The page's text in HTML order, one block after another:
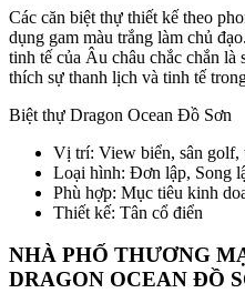
Các căn biệt thự thiết kế theo
dụng gam màu trắng làm chủ
tinh tế của Âu châu chắc chắn
thích sự thanh lịch và tinh tế
Biệt thự Dragon Ocean Đồ Sơn
Vị trí: View biển, sân golf,
Loại hình: Đơn lập, Song
Phù hợp: Mục tiêu kinh
Thiết kế: Tân cổ điển
NHÀ PHỐ THƯƠNG
DRAGON OCEAN ĐỒ